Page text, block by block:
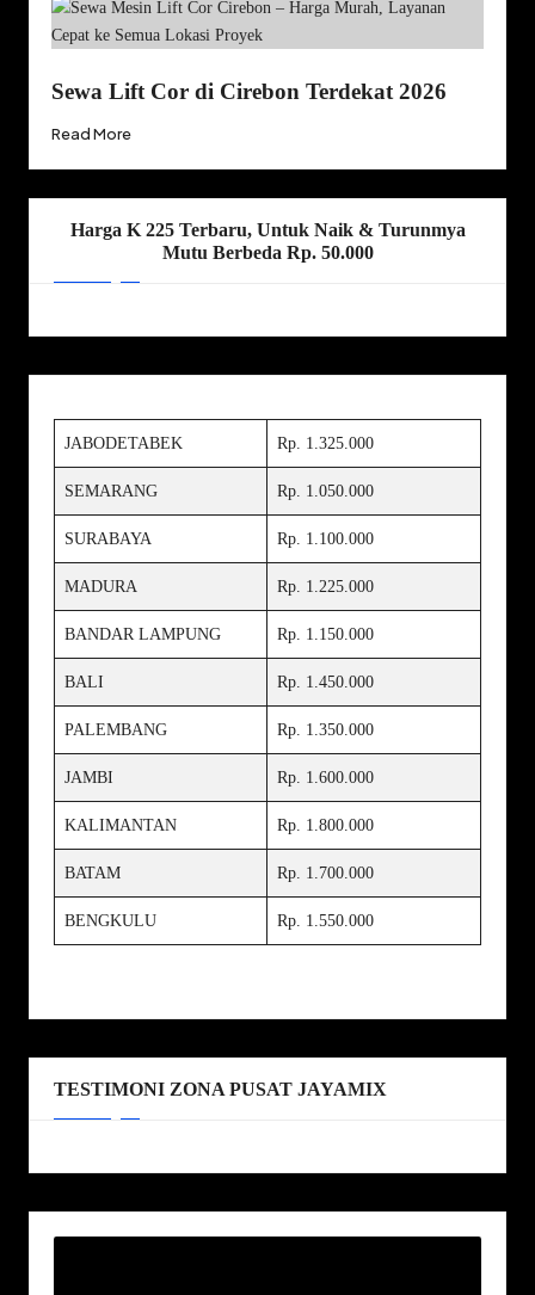
Sewa Lift Cor di Cirebon Terdekat 2026
Read More
Harga K 225 Terbaru, Untuk Naik & Turunmya
Mutu Berbeda Rp. 50.000
JABODETABEK Rp. 1.325.000
SEMARANG Rp. 1.050.000
SURABAYA Rp. 1.100.000
MADURA Rp. 1.225.000
BANDAR LAMPUNG Rp. 1.150.000
BALI Rp. 1.450.000
PALEMBANG Rp. 1.350.000
JAMBI Rp. 1.600.000
KALIMANTAN Rp. 1.800.000
BATAM Rp. 1.700.000
BENGKULU Rp. 1.550.000
TESTIMONI ZONA PUSAT JAYAMIX